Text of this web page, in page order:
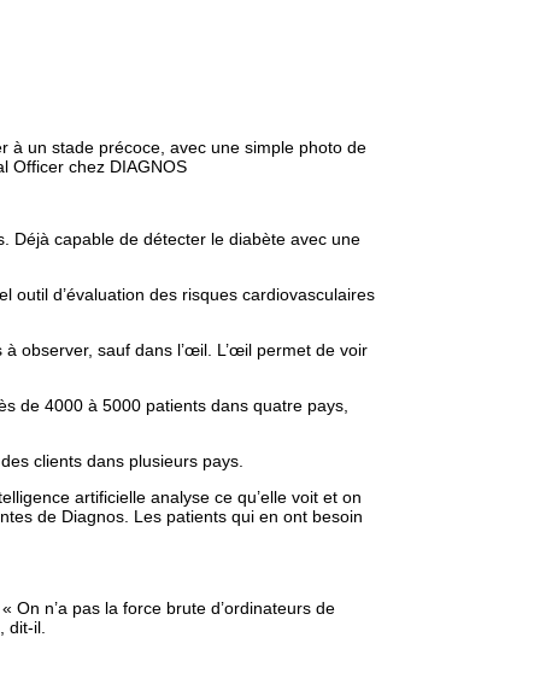
à un stade précoce, avec une simple photo de
Officer chez DIAGNOS
Déjà capable de détecter le diabète avec une
outil d’évaluation des risques cardiovasculaires
observer, sauf dans l’œil. L’œil permet de voir
de 4000 à 5000 patients dans quatre pays,
clients dans plusieurs pays.
artificielle analyse ce qu’elle voit et on
de Diagnos. Les patients qui en ont besoin
On n’a pas la force brute d’ordinateurs de
dit-il.